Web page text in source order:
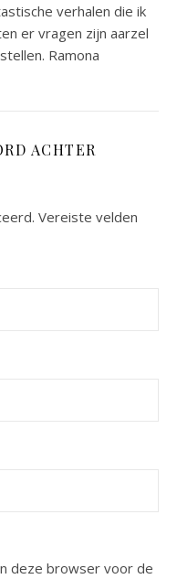
verhalen die ik
er vragen zijn aarzel
Ramona
ACHTER
Vereiste velden
deze browser voor de